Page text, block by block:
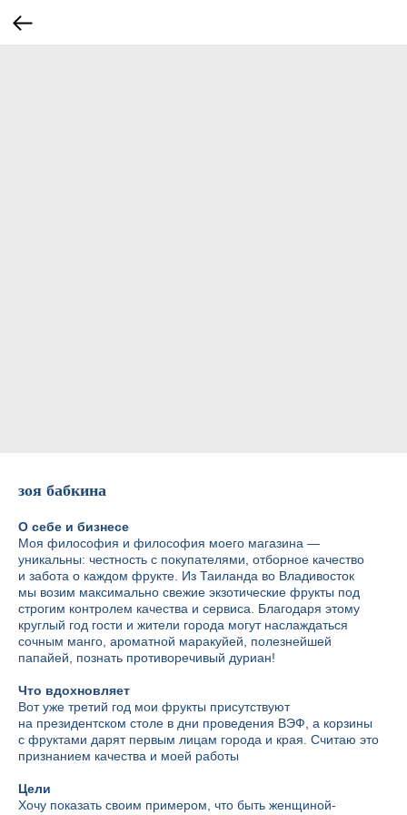
зоя бабкина
О себе и бизнесе
Моя философия и философия моего магазина —
уникальны: честность с покупателями, отборное качество
и забота о каждом фрукте. Из Таиланда во Владивосток
мы возим максимально свежие экзотические фрукты под
строгим контролем качества и сервиса. Благодаря этому
круглый год гости и жители города могут наслаждаться
сочным манго, ароматной маракуйей, полезнейшей
папайей, познать противоречивый дуриан!
Что вдохновляет
Вот уже третий год мои фрукты присутствуют
на президентском столе в дни проведения ВЭФ, а корзины
с фруктами дарят первым лицам города и края. Считаю это
признанием качества и моей работы
Цели
Хочу показать своим примером, что быть женщиной-